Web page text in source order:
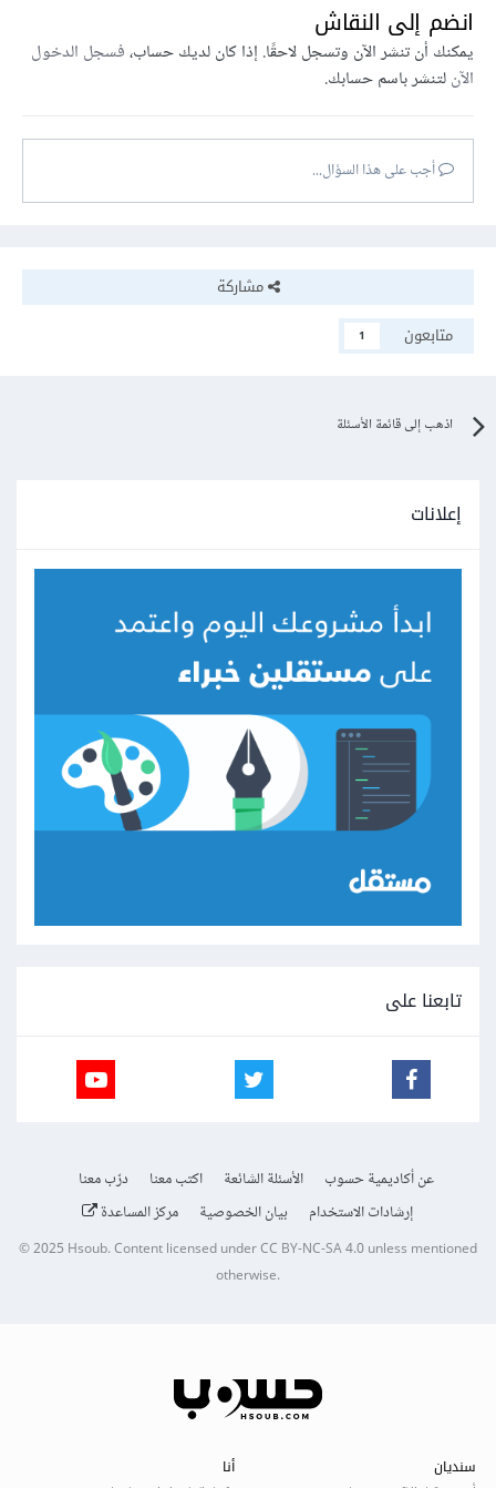
انضم إلى النقاش
يمكنك أن تنشر الآن وتسجل لاحقًا. إذا كان لديك حساب،فسجل الدخول
الآنلتنشر باسم حسابك.
أجب على هذا السؤال...
مشاركة
متابعون
1
اذهب إلى قائمة الأسئلة
إعلانات
تابعنا على
عن أكاديمية حسوب الأسئلة الشائعة اكتب معنا
درّب معنا
إرشادات الاستخدام
بيان الخصوصية مركز المساعدة
© 2025Hsoub.Content licensed underCC BY-NC-SA 4.0unless mentioned
otherwise.